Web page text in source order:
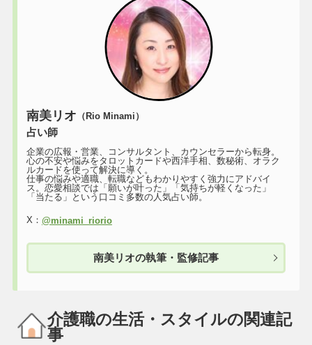
南美リオ （Rio Minami）
占い師
企業の広報・営業、コンサルタント、カウンセラーから転身。
心の不安や悩みをタロットカードや西洋手相、数秘術、オラク
ルカードを使って解決に導く。
仕事の悩みや適職、転職などもわかりやすく強力にアドバイ
ス。恋愛相談では「願いが叶った」「気持ちが軽くなった」
「当たる」という口コミ多数の人気占い師。
X： @minami_riorio
南美リオの執筆・監修記事
介護職の生活・スタイルの関連記
事